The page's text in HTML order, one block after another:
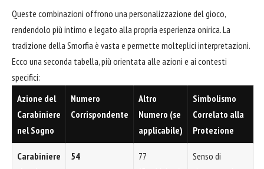
Queste combinazioni offrono una personalizzazione del gioco,
rendendolo più intimo e legato alla propria esperienza onirica. La
tradizione della Smorfia è vasta e permette molteplici interpretazioni.
Ecco una seconda tabella, più orientata alle azioni e ai contesti
specifici:
Azione del
Carabiniere
nel Sogno
Numero
Corrispondente
Altro
Numero (se
applicabile)
Simbolismo
Correlato alla
Protezione
Carabiniere
54
77
Senso di